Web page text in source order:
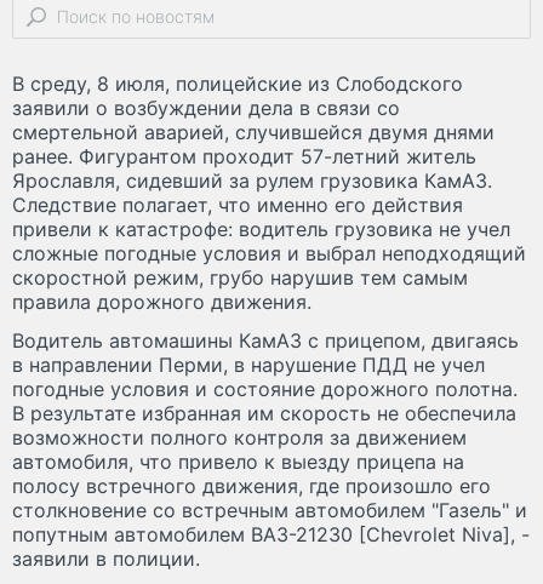
В среду, 8 июля, полицейские из Слободского
заявили о возбуждении дела в связи со
смертельной аварией, случившейся двумя днями
ранее. Фигурантом проходит 57-летний житель
Ярославля, сидевший за рулем грузовика КамАЗ.
Следствие полагает, что именно его действия
привели к катастрофе: водитель грузовика не учел
сложные погодные условия и выбрал неподходящий
скоростной режим, грубо нарушив тем самым
правила дорожного движения.
Водитель автомашины КамАЗ с прицепом, двигаясь
в направлении Перми, в нарушение ПДД не учел
погодные условия и состояние дорожного полотна.
В результате избранная им скорость не обеспечила
возможности полного контроля за движением
автомобиля, что привело к выезду прицепа на
полосу встречного движения, где произошло его
столкновение со встречным автомобилем "Газель" и
попутным автомобилем ВАЗ-21230 [Chevrolet Niva], -
заявили в полиции.